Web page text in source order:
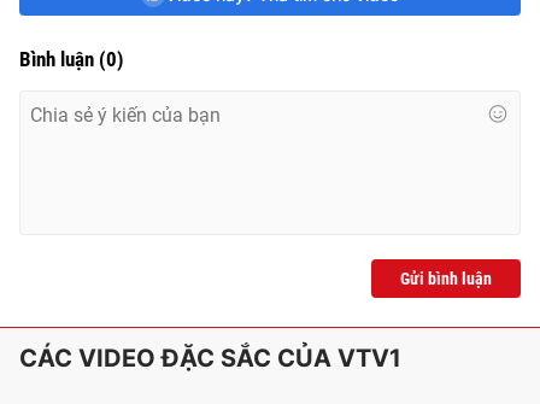
Bình luận (0)
Gửi bình luận
CÁC VIDEO ĐẶC SẮC CỦA VTV1